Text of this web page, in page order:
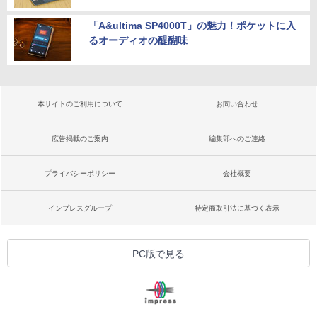
「A&ultima SP4000T」の魅力！ポケットに入
るオーディオの醍醐味
本サイトのご利用について お問い合わせ
広告掲載のご案内 編集部へのご連絡
プライバシーポリシー 会社概要
インプレスグループ 特定商取引法に基づく表示
PC版で見る